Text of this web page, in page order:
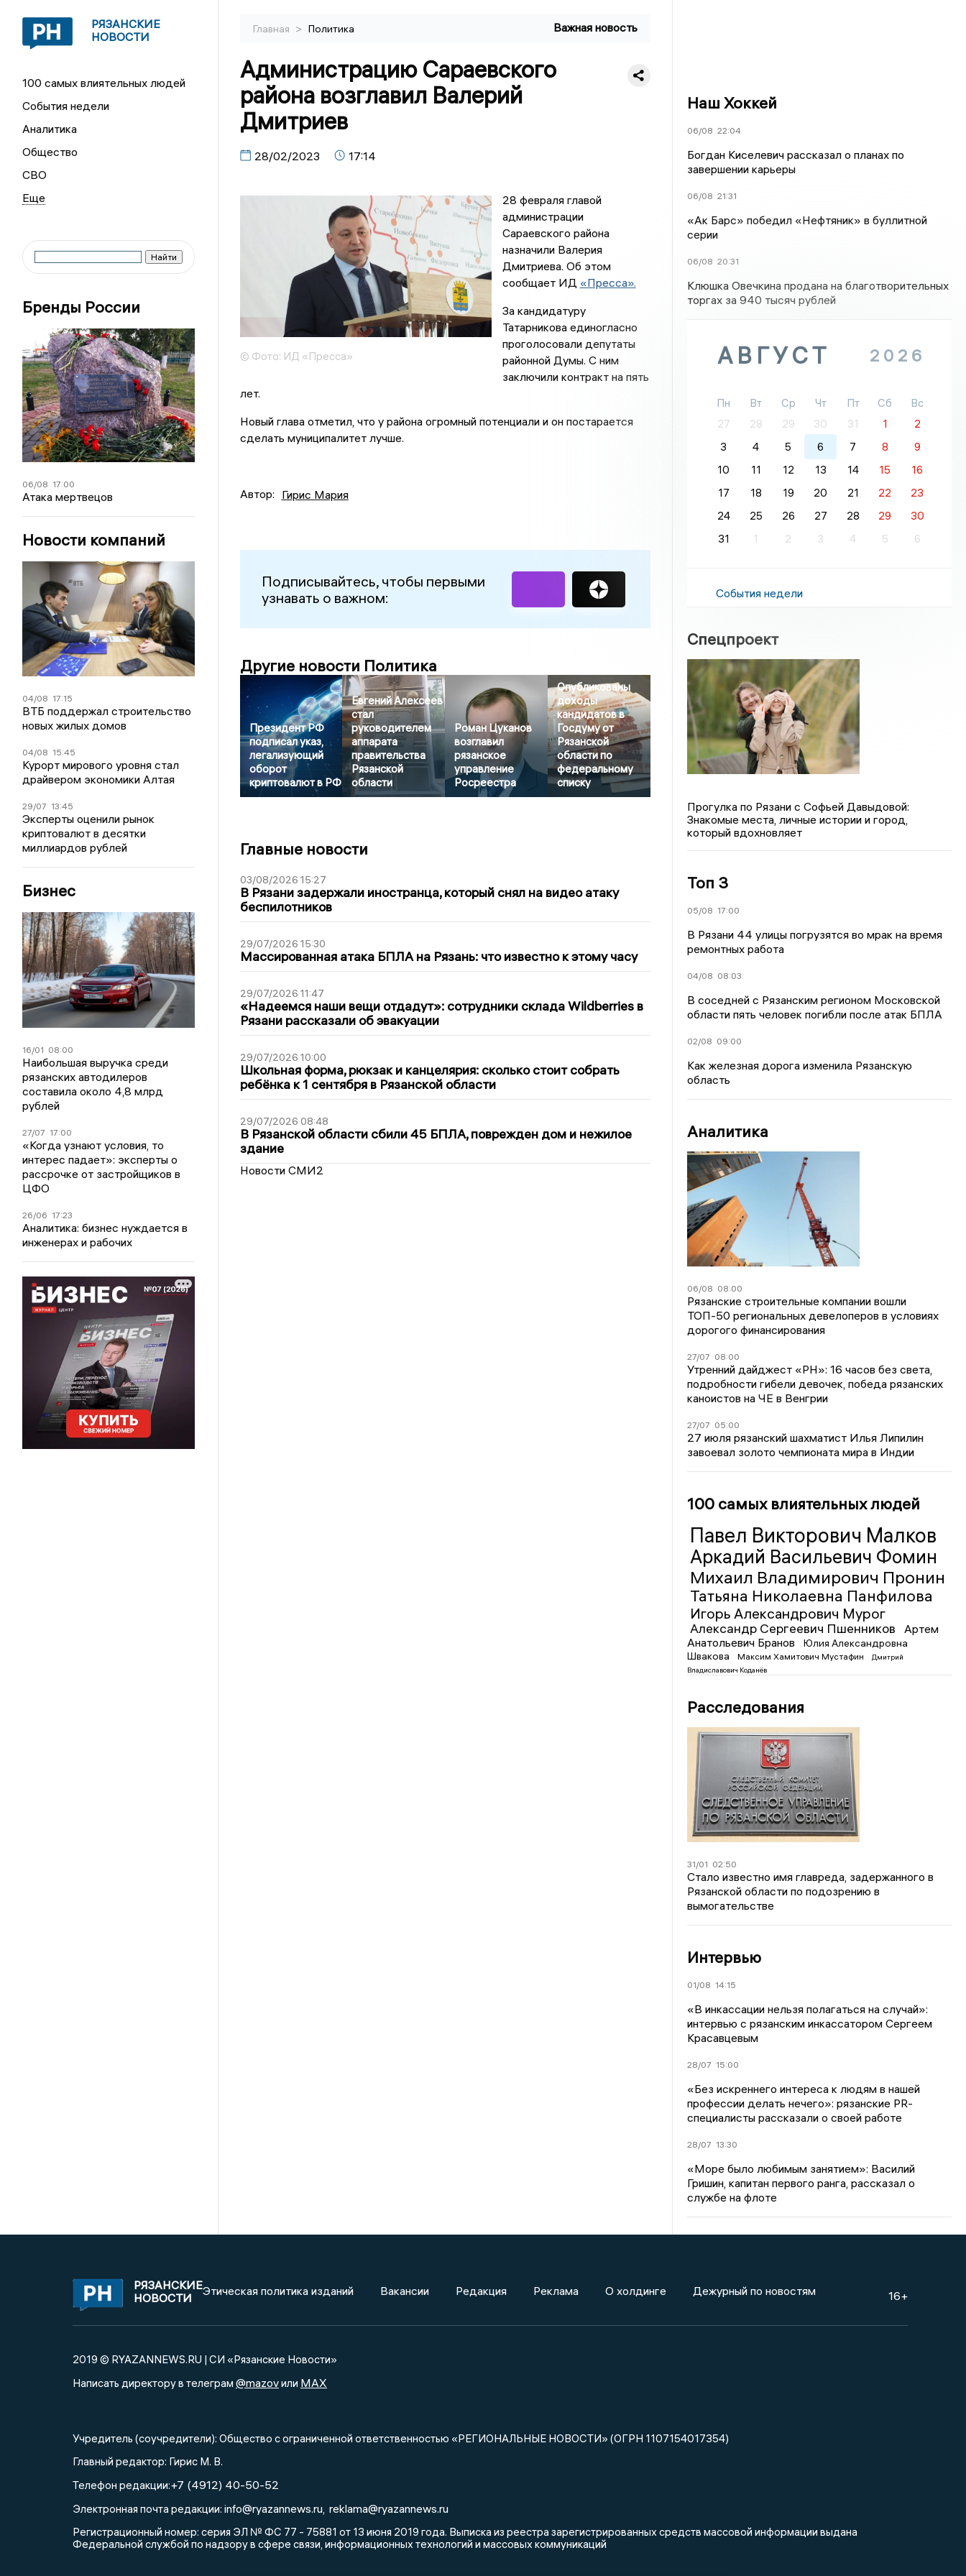
РЯЗАНСКИЕ
НОВОСТИ
100 самых влиятельных людей
События недели
Аналитика
Общество
СВО
Бренды России
06/08 17:00
Атака мертвецов
Новости компаний
04/08 17:15
ВТБ поддержал строительство
новых жилых домов
04/08 15:45
Курорт мирового уровня стал
драйвером экономики Алтая
29/07 13:45
Эксперты оценили рынок
криптовалют в десятки
миллиардов рублей
Бизнес
16/01 08:00
Наибольшая выручка среди
рязанских автодилеров
составила около 4,8 млрд
рублей
27/07 17:00
«Когда узнают условия, то
интерес падает»: эксперты о
рассрочке от застройщиков в
ЦФО
26/06 17:23
Аналитика: бизнес нуждается в
инженерах и рабочих
Главная > Политика Важная новость
Администрацию Сараевского
района возглавил Валерий
Дмитриев
28/02/2023 17:14
© Фото: ИД «Пресса»
28 февраля главой
администрации
Сараевского района
назначили Валерия
Дмитриева. Об этом
сообщает ИД «Пресса».
За кандидатуру
Татарникова единогласно
проголосовали депутаты
районной Думы. С ним
заключили контракт на пять
лет.
Новый глава отметил, что у района огромный потенциали и он постарается
сделать муниципалитет лучше.
Автор: Гирис Мария
Подписывайтесь, чтобы первыми
узнавать о важном:
Другие новости Политика
Президент РФ
подписал указ,
легализующий
оборот
криптовалют в РФ
Евгений Алексеев
стал
руководителем
аппарата
правительства
Рязанской
области
Роман Цуканов
возглавил
рязанское
управление
Росреестра
Опубликованы
доходы
кандидатов в
Госдуму от
Рязанской
области по
федеральному
списку
Главные новости
03/08/2026 15:27
В Рязани задержали иностранца, который снял на видео атаку
беспилотников
29/07/2026 15:30
Массированная атака БПЛА на Рязань: что известно к этому часу
29/07/2026 11:47
«Надеемся наши вещи отдадут»: сотрудники склада Wildberries в
Рязани рассказали об эвакуации
29/07/2026 10:00
Школьная форма, рюкзак и канцелярия: сколько стоит собрать
ребёнка к 1 сентября в Рязанской области
29/07/2026 08:48
В Рязанской области сбили 45 БПЛА, поврежден дом и нежилое
здание
Новости СМИ2
Наш Хоккей
06/08 22:04
Богдан Киселевич рассказал о планах по
завершении карьеры
06/08 21:31
«Ак Барс» победил «Нефтяник» в буллитной
серии
06/08 20:31
Клюшка Овечкина продана на благотворительных
торгах за 940 тысяч рублей
АВГУСТ 2026
Пн Вт Ср Чт Пт Сб
Вс
27
28 29 30 31 1
2
3
4 5 6 7 8
9
10
11 12 13 14 15
16
17
18 19 20 21 22
23
24
25 26 27 28 29
30
31
1 2 3 4 5 6
События недели
Спецпроект
Прогулка по Рязани с Софьей Давыдовой:
Знакомые места, личные истории и город,
который вдохновляет
Топ 3
05/08 17:00
В Рязани 44 улицы погрузятся во мрак на время
ремонтных работа
04/08 08:03
В соседней с Рязанским регионом Московской
области пять человек погибли после атак БПЛА
02/08 09:00
Как железная дорога изменила Рязанскую
область
Аналитика
06/08 08:00
Рязанские строительные компании вошли
ТОП-50 региональных девелоперов в условиях
дорогого финансирования
27/07 08:00
Утренний дайджест «РН»: 16 часов без света,
подробности гибели девочек, победа рязанских
каноистов на ЧЕ в Венгрии
27/07 05:00
27 июля рязанский шахматист Илья Липилин
завоевал золото чемпионата мира в Индии
100 самых влиятельных людей
Павел Викторович Малков
Аркадий Васильевич Фомин
Михаил Владимирович Пронин
Татьяна Николаевна Панфилова
Игорь Александрович Мурог
Александр Сергеевич Пшенников
Артем
Анатольевич Бранов
Юлия Александровна
Швакова
Максим Хамитович Мустафин
Дмитрий
Владиславович Коданёв
Расследования
31/01 02:50
Стало известно имя главреда, задержанного в
Рязанской области по подозрению в
вымогательстве
Интервью
01/08 14:15
«В инкассации нельзя полагаться на случай»:
интервью с рязанским инкассатором Сергеем
Красавцевым
28/07 15:00
«Без искреннего интереса к людям в нашей
профессии делать нечего»: рязанские PR-
специалисты рассказали о своей работе
28/07 13:30
«Море было любимым занятием»: Василий
Гришин, капитан первого ранга, рассказал о
службе на флоте
РЯЗАНСКИЕ
НОВОСТИ
Этическая политика изданий Вакансии Редакция Реклама О холдинге Дежурный по новостям 16+
2019 © RYAZANNEWS.RU | СИ «Рязанские Новости»
Написать директору в телеграм @mazovили MAX
Учредитель (соучредители): Общество с ограниченной ответственностью «РЕГИОНАЛЬНЫЕ НОВОСТИ» (ОГРН 1107154017354)
Главный редактор: Гирис М. В.
Телефон редакции:+7 (4912) 40-50-52
Электронная почта редакции: info@ryazannews.ru reklama@ryazannews.ru
Регистрационный номер: серия ЭЛ № ФС 77 - 75881 от 13 июня 2019 года. Выписка из реестра зарегистрированных средств массовой информации выдана
Федеральной службой по надзору в сфере связи, информационных технологий и массовых коммуникаций